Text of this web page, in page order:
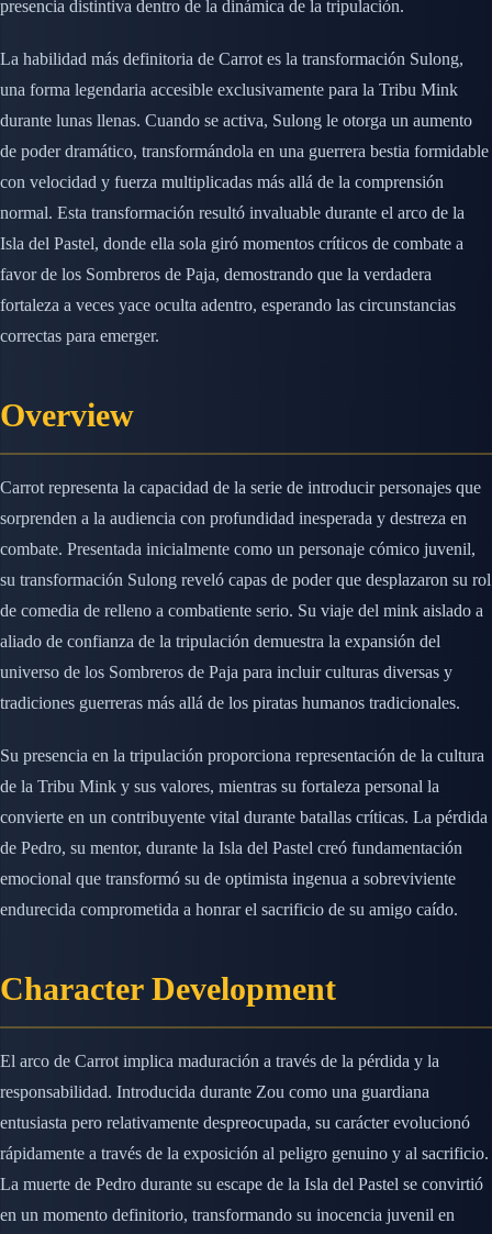
presencia distintiva dentro de la dinámica de la tripulación.
La habilidad más definitoria de Carrot es la transformación Sulong,
una forma legendaria accesible exclusivamente para la Tribu Mink
durante lunas llenas. Cuando se activa, Sulong le otorga un aumento
de poder dramático, transformándola en una guerrera bestia formidable
con velocidad y fuerza multiplicadas más allá de la comprensión
normal. Esta transformación resultó invaluable durante el arco de la
Isla del Pastel, donde ella sola giró momentos críticos de combate a
favor de los Sombreros de Paja, demostrando que la verdadera
fortaleza a veces yace oculta adentro, esperando las circunstancias
correctas para emerger.
Overview
Carrot representa la capacidad de la serie de introducir personajes que
sorprenden a la audiencia con profundidad inesperada y destreza en
combate. Presentada inicialmente como un personaje cómico juvenil,
su transformación Sulong reveló capas de poder que desplazaron su rol
de comedia de relleno a combatiente serio. Su viaje del mink aislado a
aliado de confianza de la tripulación demuestra la expansión del
universo de los Sombreros de Paja para incluir culturas diversas y
tradiciones guerreras más allá de los piratas humanos tradicionales.
Su presencia en la tripulación proporciona representación de la cultura
de la Tribu Mink y sus valores, mientras su fortaleza personal la
convierte en un contribuyente vital durante batallas críticas. La pérdida
de Pedro, su mentor, durante la Isla del Pastel creó fundamentación
emocional que transformó su de optimista ingenua a sobreviviente
endurecida comprometida a honrar el sacrificio de su amigo caído.
Character Development
El arco de Carrot implica maduración a través de la pérdida y la
responsabilidad. Introducida durante Zou como una guardiana
entusiasta pero relativamente despreocupada, su carácter evolucionó
rápidamente a través de la exposición al peligro genuino y al sacrificio.
La muerte de Pedro durante su escape de la Isla del Pastel se convirtió
en un momento definitorio, transformando su inocencia juvenil en